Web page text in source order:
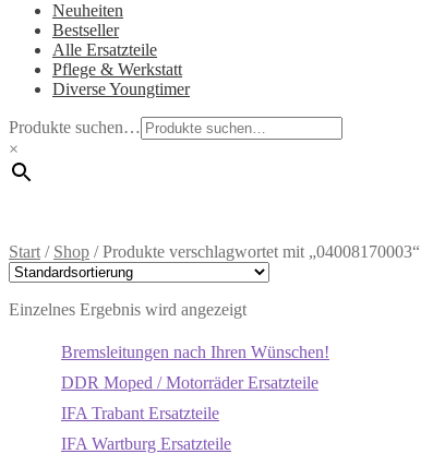
Neuheiten
Bestseller
Alle Ersatzteile
Pflege & Werkstatt
Diverse Youngtimer
Produkte suchen…
×
Start / Shop /Produkte verschlagwortet mit „04008170003“
Einzelnes Ergebnis wird angezeigt
Bremsleitungen nach Ihren Wünschen!
DDR Moped / Motorräder Ersatzteile
IFA Trabant Ersatzteile
IFA Wartburg Ersatzteile